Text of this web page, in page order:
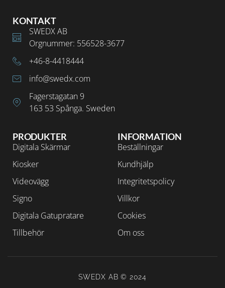
INFORMATION
Beställningar
Kundhjälp
Integritetspolicy
Villkor
Cookies
Om oss
PRODUKTER
Digitala Skärmar
Kiosker
Videovägg
Signo
Digitala Gatupratare
Tillbehör
KONTAKT
SWEDX AB
Orgnummer: 556528-3677
+46-8-4418444
info@swedx.com
Fagerstagatan 9
163 53 Spånga. Sweden
SWEDX AB © 2024